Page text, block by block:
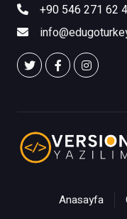
+90 546 271 62
Anasayfa